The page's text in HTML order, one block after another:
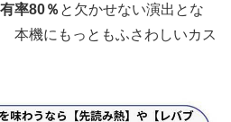
率80％ と欠かせない演出とな
本機にもっともふさわしいカス